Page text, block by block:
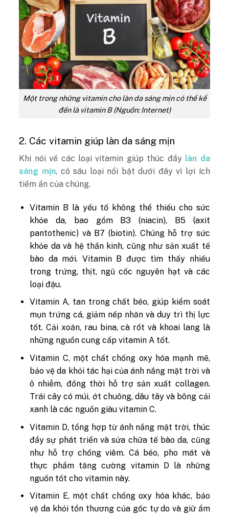
Một trong những vitamin cho làn da sáng mịn có thể kể
đến là vitamin B (Nguồn: Internet)
2. Các vitamin giúp làn da sáng mịn
Khi nói về các loại vitamin giúp thúc đẩy làn da
sáng mịn, có sáu loại nổi bật dưới đây vì lợi ích
tiềm ẩn của chúng.
Vitamin B là yếu tố không thể thiếu cho sức
khỏe da, bao gồm B3 (niacin), B5 (axit
pantothenic) và B7 (biotin). Chúng hỗ trợ sức
khỏe da và hệ thần kinh, cũng như sản xuất tế
bào da mới. Vitamin B được tìm thấy nhiều
trong trứng, thịt, ngũ cốc nguyên hạt và các
loại đậu.
Vitamin A, tan trong chất béo, giúp kiểm soát
mụn trứng cá, giảm nếp nhăn và duy trì thị lực
tốt. Cải xoăn, rau bina, cà rốt và khoai lang là
những nguồn cung cấp vitamin A tốt.
Vitamin C, một chất chống oxy hóa mạnh mẽ,
bảo vệ da khỏi tác hại của ánh nắng mặt trời và
ô nhiễm, đồng thời hỗ trợ sản xuất collagen.
Trái cây có múi, ớt chuông, dâu tây và bông cải
xanh là các nguồn giàu vitamin C.
Vitamin D, tổng hợp từ ánh nắng mặt trời, thúc
đẩy sự phát triển và sửa chữa tế bào da, cũng
như hỗ trợ chống viêm. Cá béo, pho mát và
thực phẩm tăng cường vitamin D là những
nguồn tốt cho vitamin này.
Vitamin E, một chất chống oxy hóa khác, bảo
vệ da khỏi tổn thương của gốc tự do và giữ ẩm